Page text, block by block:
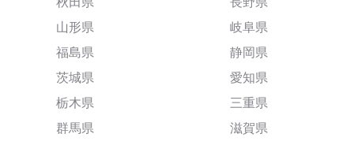
山形県
福島県
茨城県
栃木県
群馬県
岐阜県
静岡県
愛知県
三重県
滋賀県